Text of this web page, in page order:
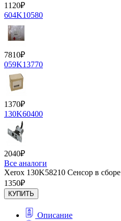
1120₽
604K10580
7810₽
059K13770
1370₽
130K60400
2040₽
Все аналоги
Xerox 130K58210 Сенсор в сборе
1350₽
КУПИТЬ
Описание